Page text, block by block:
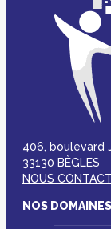
406, boulevard
33130 BÈGLES
NOUS
NOS